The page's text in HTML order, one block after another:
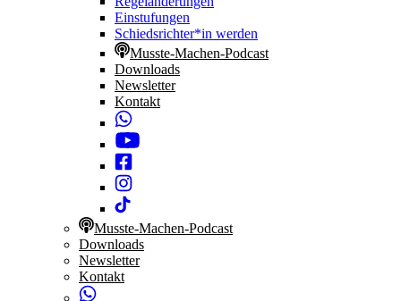
Einstufungen
Schiedsrichter*in werden
Musste-Machen-Podcast
Downloads
Newsletter
Kontakt
Musste-Machen-Podcast
Downloads
Newsletter
Kontakt